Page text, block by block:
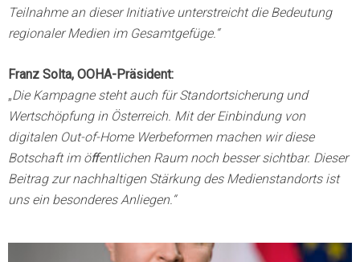
Teilnahme an dieser Initiative unterstreicht die Bedeutung
regionaler Medien im Gesamtgefüge.“
Franz Solta, OOHA-Präsident:
„Die Kampagne steht auch für Standortsicherung und
Wertschöpfung in Österreich. Mit der Einbindung von
digitalen Out-of-Home Werbeformen machen wir diese
Botschaft im öﬀentlichen Raum noch besser sichtbar. Dieser
Beitrag zur nachhaltigen Stärkung des Medienstandorts ist
uns ein besonderes Anliegen.“